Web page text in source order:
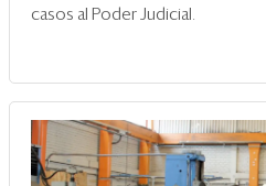
casos al Poder Judicial.